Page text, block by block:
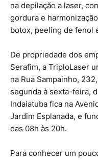
na depilação a laser,
gordura e
botox, peeling de fenol
De propriedade dos
Serafim, a TriploLaser
na Rua Sampainho,
segunda à sexta-feira,
Indaiatuba fica na
Jardim Esplanada, e
das 08h às 20h.
Para conhecer um